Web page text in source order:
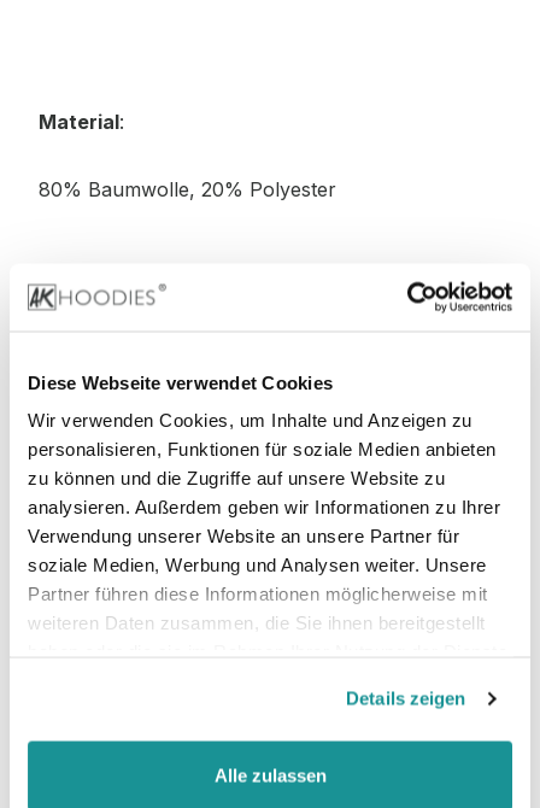
Diese Webseite verwendet Cookies
Wir verwenden Cookies, um Inhalte und Anzeigen zu
personalisieren, Funktionen für soziale Medien anbieten
zu können und die Zugriffe auf unsere Website zu
analysieren. Außerdem geben wir Informationen zu Ihrer
Verwendung unserer Website an unsere Partner für
soziale Medien, Werbung und Analysen weiter. Unsere
Partner führen diese Informationen möglicherweise mit
weiteren Daten zusammen, die Sie ihnen bereitgestellt
Details zeigen
Alle zulassen
Material:
80% Baumwolle, 20% Polyester
Zertifizierungen:
faire Arbeitsbedingungen